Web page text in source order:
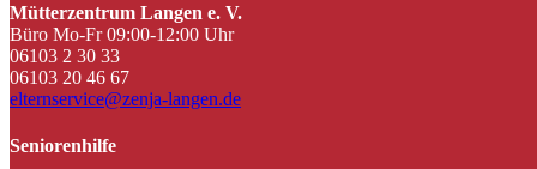
Mütterzentrum Langen e. V.
Büro Mo-Fr 09:00-12:00 Uhr
06103 2 30 33
06103 20 46 67
elternservice@zenja-langen.de
Seniorenhilfe